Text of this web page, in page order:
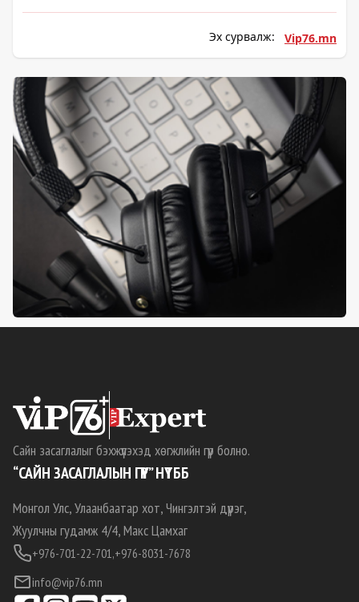
Эх сурвалж: Vip76.mn
Сайн засаглалыг бэхжүүлэхэд хөгжлийн гүүр болно.
“САЙН ЗАСАГЛАЛЫН ГҮҮР” НҮТББ
Монгол Улс, Улаанбаатар хот, Чингэлтэй дүүрэг,
Жуулчны гудамж 4/4, Макс Цамхаг
+976-701-22-701,+976-8031-7678
info@vip76.mn